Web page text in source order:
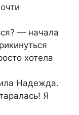
— начала
хотела
Надежда.
Я